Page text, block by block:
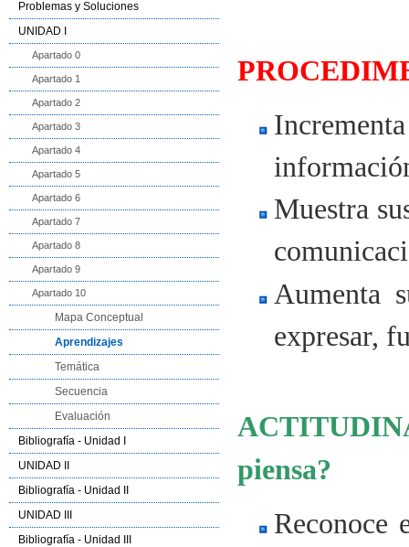
Problemas y Soluciones
UNIDAD I
Apartado 0
Apartado 1
Apartado 2
Apartado 3
Apartado 4
Apartado 5
Apartado 6
Apartado 7
Apartado 8
Apartado 9
Apartado 10
Mapa Conceptual
Aprendizajes
Temática
Secuencia
Evaluación
Bibliografía - Unidad I
UNIDAD II
Bibliografía - Unidad II
UNIDAD III
Bibliografía - Unidad III
Muestra
Aumenta
expresar,
piensa?
Reconoce